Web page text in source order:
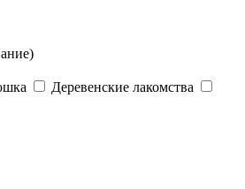
Деревенские лакомства